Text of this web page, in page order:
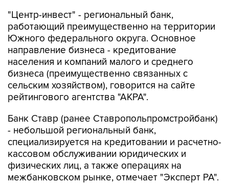
"Центр-инвест" - региональный банк,
работающий преимущественно на территории
Южного федерального округа. Основное
направление бизнеса - кредитование
населения и компаний малого и среднего
бизнеса (преимущественно связанных с
сельским хозяйством), говорится на сайте
рейтингового агентства "АКРА".
Банк Ставр (ранее Ставропольпромстройбанк)
- небольшой региональный банк,
специализируется на кредитовании и расчетно-
кассовом обслуживании юридических и
физических лиц, а также операциях на
межбанковском рынке, отмечает "Эксперт РА".